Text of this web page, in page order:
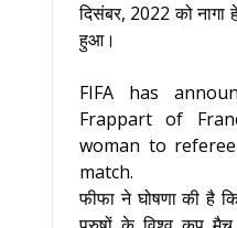
दिसंबर, 2022 को नागा
हुआ।
FIFA has
Frappart of
woman to referee
match.
फीफा ने घोषणा की है